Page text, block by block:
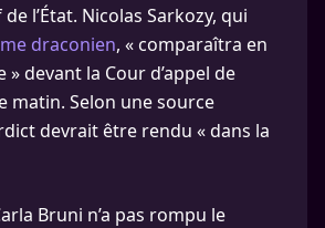
de l’État. Nicolas Sarkozy, qui
draconien, « comparaîtra en
devant la Cour d’appel de
matin. Selon une source
devrait être rendu « dans la
Bruni n’a pas rompu le